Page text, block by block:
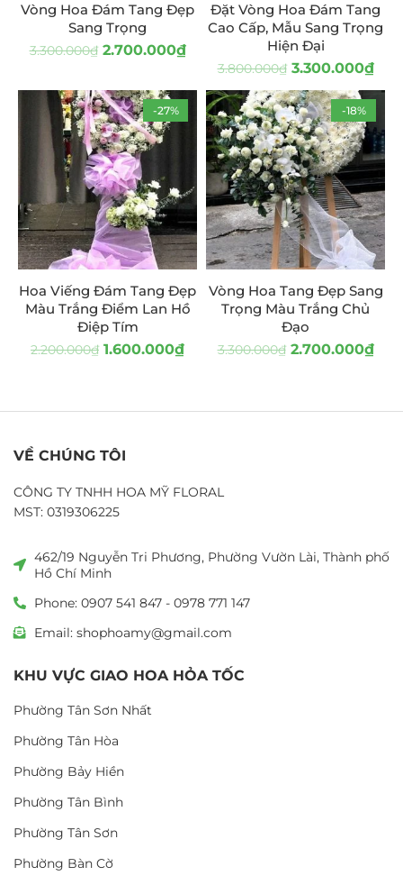
Vòng Hoa Đám Tang Đẹp
Sang Trọng
3.300.000₫ 2.700.000₫
Đặt Vòng Hoa Đám Tang
Cao Cấp, Mẫu Sang Trọng
Hiện Đại
3.800.000₫ 3.300.000₫
-27%
Hoa Viếng Đám Tang Đẹp
Màu Trắng Điểm Lan Hồ
Điệp Tím
2.200.000₫ 1.600.000₫
-18%
Vòng Hoa Tang Đẹp Sang
Trọng Màu Trắng Chủ
Đạo
3.300.000₫ 2.700.000₫
VỀ CHÚNG TÔI
CÔNG TY TNHH HOA MỸ FLORAL
MST: 0319306225
462/19 Nguyễn Tri Phương, Phường Vườn Lài, Thành phố
Hồ Chí Minh
Phone: 0907 541 847 - 0978 771 147
Email: shophoamy@gmail.com
KHU VỰC GIAO HOA HỎA TỐC
Phường Tân Sơn Nhất
Phường Tân Hòa
Phường Bảy Hiền
Phường Tân Bình
Phường Tân Sơn
Phường Bàn Cờ